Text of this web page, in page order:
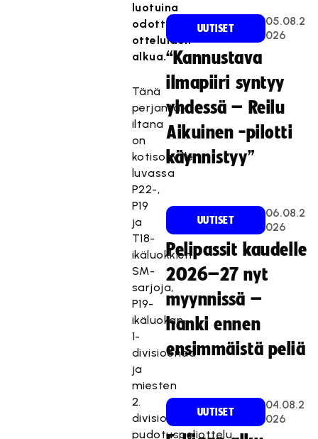
luotuina
odottamaan
otteluiden
alkua.
Tänä
perjantai-
iltana
on
kotisohville
luvassa
P22-,
P19
ja
T18-
ikäluokkien
SM-
sarjoja,
P19-
ikäluokan
1-
divisioonaa
ja
miesten
2.
divisioonan
pudotuspeliottelu.
UUTISET
05.08.2
026
“Kannustava
ilmapiiri syntyy
yhdessä – Reilu
Aikuinen -pilotti
käynnistyy”
UUTISET
06.08.2
026
Pelipassit kaudelle
2026–27 nyt
myynnissä –
hanki ennen
ensimmäistä peliä
UUTISET
04.08.2
026